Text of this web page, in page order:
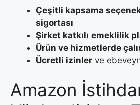
Çeşitli kapsama
sigortası
Şirket katkılı emeklilik
Ürün ve hizmetlerde
Ücretli izinler ve
Amazon